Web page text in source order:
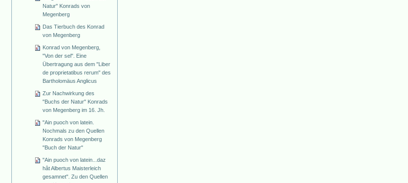
Natur" Konrads von
Megenberg
Das Tierbuch des Konrad
von Megenberg
Konrad von Megenberg,
"Von der sel". Eine
Übertragung aus dem "Liber
de proprietatibus rerum" des
Bartholomäus Anglicus
Zur Nachwirkung des
"Buchs der Natur" Konrads
von Megenberg im 16. Jh.
"Ain puoch von latein.
Nochmals zu den Quellen
Konrads von Megenberg
"Buch der Natur"
"Ain puoch von latein...daz
hât Albertus Maisterleich
gesamnet". Zu den Quellen